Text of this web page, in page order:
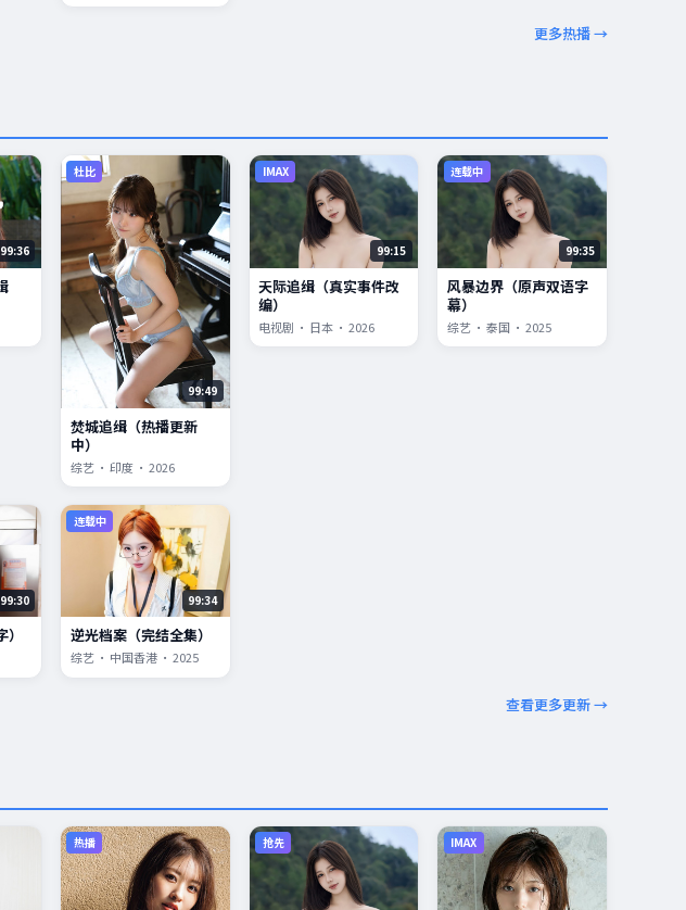
更多热播 →
99:36
杜比
99:49
焚城追缉（热播更新
中）
综艺 · 印度 · 2026
IMAX
99:15
天际追缉（真实事件改
编）
电视剧 · 日本 · 2026
连载中
99:35
风暴边界（原声双语字
幕）
综艺 · 泰国 · 2025
99:30
连载中
99:34
逆光档案（完结全集）
综艺 · 中国香港 · 2025
查看更多更新 →
热播 抢先 IMAX